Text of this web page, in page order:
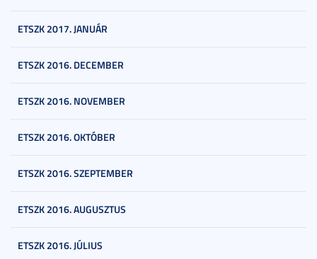
ETSZK 2017. JANUÁR
ETSZK 2016. DECEMBER
ETSZK 2016. NOVEMBER
ETSZK 2016. OKTÓBER
ETSZK 2016. SZEPTEMBER
ETSZK 2016. AUGUSZTUS
ETSZK 2016. JÚLIUS